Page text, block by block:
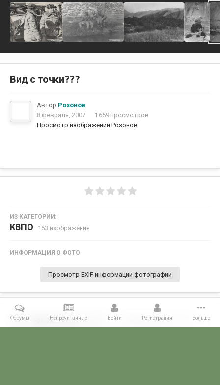
Вид с точки???
Автор Розонов
8 февраля, 2007
1 659 просмотров
Просмотр изображений Розонов
ИЗ КАТЕГОРИИ:
КВПО · 163 изображения
ИНФОРМАЦИЯ О ФОТО
Просмотр EXIF информации фотографии
Поделиться Подписчики 0
Форумы Непрочитанные Войти Регистрация Больше